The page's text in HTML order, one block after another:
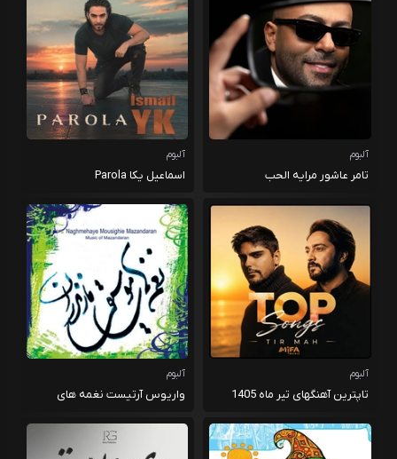
آلبوم
تامر عاشور مرایه الحب
آلبوم
اسماعیل یکا Parola
آلبوم
تاپترین آهنگهای تیر ماه 1405
آلبوم
واریوس آرتیست نغمه های